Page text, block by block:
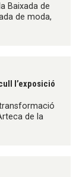
Baixada de
de moda,
l’exposició
de la